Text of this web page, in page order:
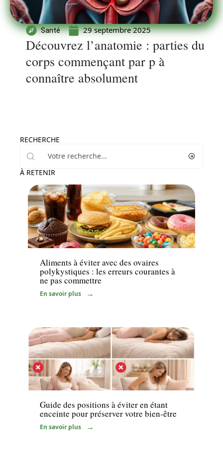
Santé 29 septembre 2025
Découvrez l’anatomie : parties du
corps commençant par p à
connaître absolument
RECHERCHE
À RETENIR
Grossesse
Aliments à éviter avec des ovaires
polykystiques : les erreurs courantes à
ne pas commettre
En savoir plus
Grossesse
Guide des positions à éviter en étant
enceinte pour préserver votre bien-être
En savoir plus